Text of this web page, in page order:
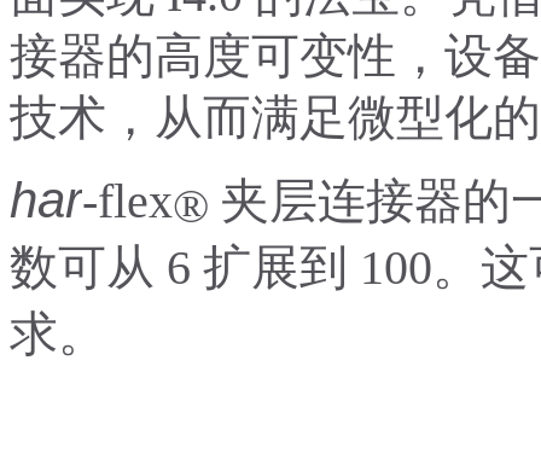
接器的高度可变性，设
技术，从而满足微型化
har-flex® 夹层连接器的
数可从 6 扩展到 100。
求。